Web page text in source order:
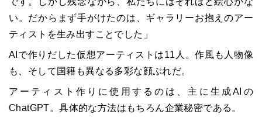
い。だからまず手がけたのは、ギャラリーお抱えのアー
ティストを生み出すことでした」
AIで作りだした仮想アーティストは11人。作風も人物像
も、そして国籍も異なる多彩な顔ぶれだ。
アーティスト作りに使用するのは、主に生成AIの
ChatGPT。具体的な方法はもちろん企業秘密である。